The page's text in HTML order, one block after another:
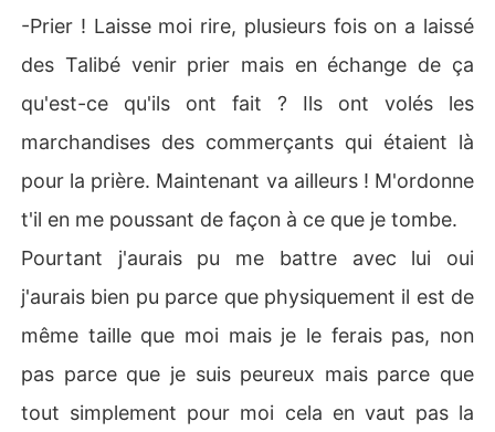
-Prier ! Laisse moi rire, plusieurs fois on a laissé
des Talibé venir prier mais en échange de ça
qu'est-ce qu'ils ont fait ? Ils ont volés les
marchandises des commerçants qui étaient là
pour la prière. Maintenant va ailleurs ! M'ordonne
t'il en me poussant de façon à ce que je tombe.
Pourtant j'aurais pu me battre avec lui oui
j'aurais bien pu parce que physiquement il est de
même taille que moi mais je le ferais pas, non
pas parce que je suis peureux mais parce que
tout simplement pour moi cela en vaut pas la